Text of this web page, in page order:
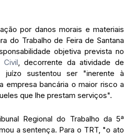
por danos morais e materiais
do Trabalho de Feira de Santana
objetiva prevista no
Civil, decorrente da atividade de
sustentou ser "inerente à
empresa bancária o maior risco a
que lhe prestam serviços".
Regional do Trabalho da 5ª
a sentença. Para o TRT, "o ato